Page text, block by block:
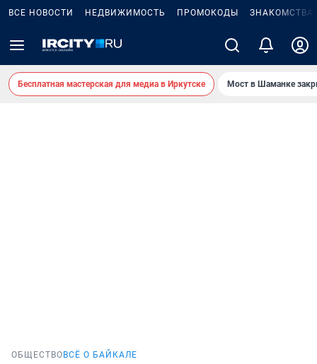
ВСЕ НОВОСТИ НЕДВИЖИМОСТЬ ПРОМОКОДЫ ЗНАКОМСТВА
Бесплатная мастерская для медиа в Иркутске Мост в Шаманке
ОБЩЕСТВО ВСЁ О БАЙКАЛЕ